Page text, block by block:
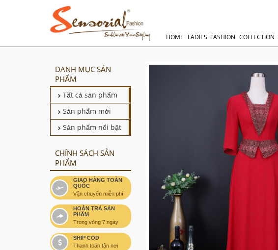
HOME LADIES' FASHION COLLECTION
DANH MỤC SẢN
PHẨM
Tất cả sản phẩm
Sản phẩm mới
Sản phẩm nổi bật
CHÍNH SÁCH SẢN
PHẨM
GIAO HÀNG TOÀN
QUỐC
Vận chuyển miễn phí
HOÀN TRẢ SẢN
PHẨM
Trong vòng 7 ngày
SHIP COD
Thanh toán tận nơi